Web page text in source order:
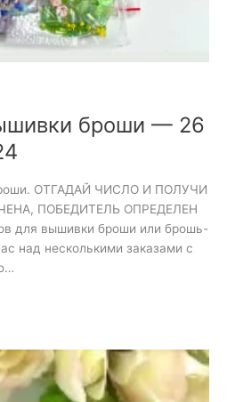
броши — 26
ОТГАДАЙ ЧИСЛО И ПОЛУЧИ
ПОБЕДИТЕЛЬ ОПРЕДЕЛЕН
для вышивки броши или брошь-
над несколькими заказами с